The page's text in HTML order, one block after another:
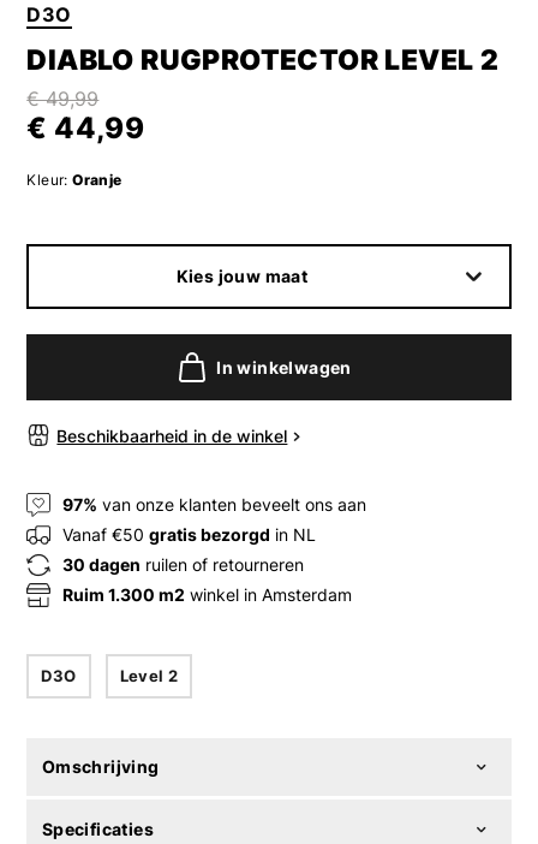
D3O
DIABLO RUGPROTECTOR LEVEL 2
€ 49,99
€ 44,99
Kleur: Oranje
Kies jouw maat
In winkelwagen
Beschikbaarheid in de winkel
97% van onze klanten beveelt ons aan
Vanaf €50gratis bezorgd in NL
30 dagen ruilen of retourneren
Ruim 1.300 m2 winkel in Amsterdam
D3O Level 2
Omschrijving
Specificaties